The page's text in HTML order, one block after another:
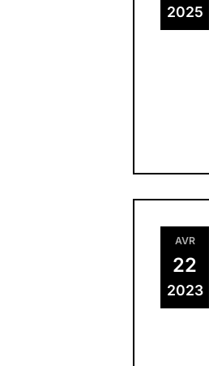
2025
AVR
22
2023